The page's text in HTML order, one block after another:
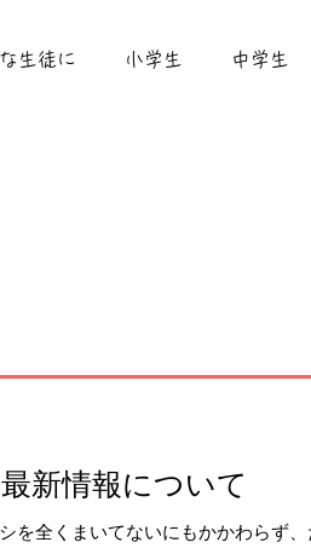
生徒に 小学生 中学生
新情報について
を全くまいてないにもかかわらず、